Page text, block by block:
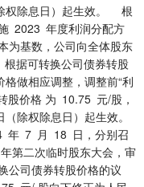
权除息日）起生效。 根
2023 年度利润分配方
为基数，公司向全体股东
据可转换公司债券转股
做相应调整，调整前“利
股价格 为 10.75 元/股，
除权除息日）起生效。
年 7 月 18 日，分别召
第二次临时股东大会，审
公司债券转股价格的议